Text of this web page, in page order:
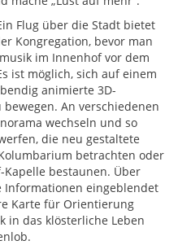
Flug über die Stadt bietet
Kongregation, bevor man
im Innenhof vor dem
ist möglich, sich auf einem
animierte 3D-
An verschiedenen
wechseln und so
die neu gestaltete
betrachten oder
bestaunen. Über
Informationen eingeblendet
Karte für Orientierung
in das klösterliche Leben